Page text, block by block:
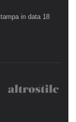
in data 18